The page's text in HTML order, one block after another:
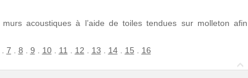
acoustiques à l’aide de toiles tendues sur molleton afin
7 8 9 10. 11 12 13 14. 15 16